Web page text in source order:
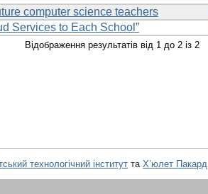
computer science teachers
Services to Each School”
Відображення результатів від 1 до 2 із 2
технологічний інститут та Х’юлет Пакард